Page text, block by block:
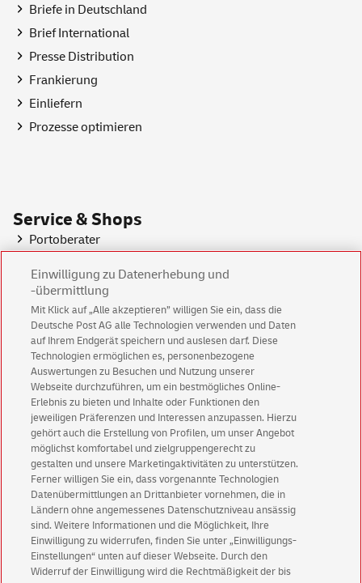
Briefe in Deutschland
Brief International
Presse Distribution
Frankierung
Einliefern
Prozesse optimieren
Service & Shops
Portoberater
Standortfinder
Shopder Deutschen Post
Sendungsverfolgung
Internetmarke
Deutsche Post E-Post Solutions GmbH
Geschäftskundenservice
Warnung vor gefälschtenE-Mails
Einwilligung zu Datenerhebung und
-übermittlung
Mit Klick auf „Alle akzeptieren” willigen Sie ein, dass die
Deutsche Post AG alle Technologien verwenden und Daten
auf Ihrem Endgerät speichern und auslesen darf. Diese
Technologien ermöglichen es, personenbezogene
Auswertungen zu Besuchen und Nutzung unserer
Webseite durchzuführen, um ein bestmögliches Online-
Erlebnis zu bieten und Inhalte oder Funktionen den
jeweiligen Präferenzen und Interessen anzupassen. Hierzu
gehört auch die Erstellung von Profilen, um unser Angebot
möglichst komfortabel und zielgruppengerecht zu
gestalten und unsere Marketingaktivitäten zu unterstützen.
Ferner willigen Sie ein, dass vorgenannte Technologien
Datenübermittlungen an Drittanbieter vornehmen, die in
Ländern ohne angemessenes Datenschutzniveau ansässig
sind. Weitere Informationen und die Möglichkeit, Ihre
Einwilligung zu widerrufen, finden Sie unter „Einwilligungs-
Einstellungen“ unten auf dieser Webseite. Durch den
Widerruf der Einwilligung wird die Rechtmäßigkeit der bis